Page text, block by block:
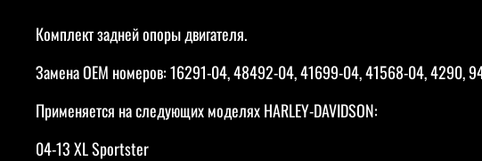
Комплект задней опоры двигателя.
Замена OEM номеров: 16291-04, 48492-04, 41699-04, 41568-04, 4290,
Применяется на следующих моделях HARLEY-DAVIDSON:
04-13 XL Sportster